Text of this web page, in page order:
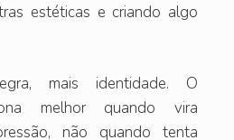
estéticas e criando algo
mais identidade. O
melhor quando vira
não quando tenta